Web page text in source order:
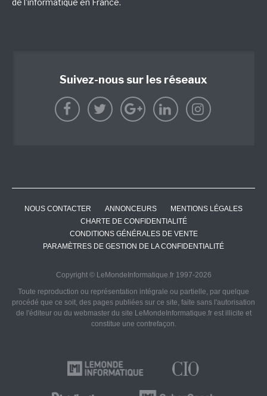
Suivez-nous sur les réseaux
NOUS CONTACTER ANNONCEURS
MENTIONS LÉGALES
CHARTE DE CONFIDENTIALITÉ
CONDITIONS GÉNÉRALES DE VENTE
PARAMÈTRES DE GESTION DE LA CONFIDENTIALITÉ
Copyright © LeMondeInformatique.fr 1997-2026
Toute reproduction ou représentation intégrale ou partielle, par quelque
procédé que ce soit, des pages publiées sur ce site, faite sans l'autorisation
de l'éditeur ou du webmaster du site LeMondeInformatique.fr est illicite et
constitue une contrefaçon.